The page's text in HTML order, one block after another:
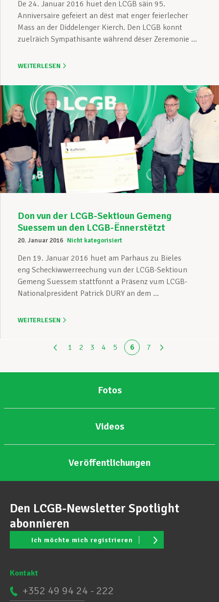
De 24. Januar 2016 huet den LCGB säin 95.
Anniversaire gefeiert an dëst mat enger feierlecher
Mass an der Diddelenger Kierch. Den LCGB konnt
zuelräich Sympathisante während dëser Zeremonie ...
WEITERLESEN
Don vun der LCGB-Sektioun Gemeng
Suessem un den LCGB-Ënnerstëtzt
20. Januar 2016 Nicht kategorisiert
Den 19. Januar 2016 huet am Parhaus zu Bieles
eng Scheckiwwerreechung vun der LCGB-Sektioun
Gemeng Suessem stattfonnt a Präsenz vum LCGB-
Nationalpresident Patrick DURY an dem ...
WEITERLESEN
1 2 3 4 5 6 7
Fotos
Videos
Veröffentlichungen
Den LCGB-Newsletter Spotlight
abonnieren
Ich möchte mich registrieren
Kontakt
+352 49 94 24 - 222